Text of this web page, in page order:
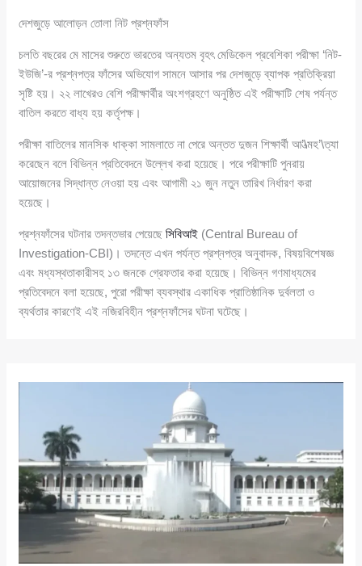
দেশজুড়ে আলোড়ন তোলা নিট প্রশ্নফাঁস
চলতি বছরের মে মাসের শুরুতে ভারতের অন্যতম বৃহৎ মেডিকেল প্রবেশিকা পরীক্ষা ‘নিট-
ইউজি’-র প্রশ্নপত্র ফাঁসের অভিযোগ সামনে আসার পর দেশজুড়ে ব্যাপক প্রতিক্রিয়া
সৃষ্টি হয়। ২২ লাখেরও বেশি পরীক্ষার্থীর অংশগ্রহণে অনুষ্ঠিত এই পরীক্ষাটি শেষ পর্যন্ত
বাতিল করতে বাধ্য হয় কর্তৃপক্ষ।
পরীক্ষা বাতিলের মানসিক ধাক্কা সামলাতে না পেরে অন্তত দুজন শিক্ষার্থী আ’\ত্মহ’\ত্যা
করেছেন বলে বিভিন্ন প্রতিবেদনে উল্লেখ করা হয়েছে। পরে পরীক্ষাটি পুনরায়
আয়োজনের সিদ্ধান্ত নেওয়া হয় এবং আগামী ২১ জুন নতুন তারিখ নির্ধারণ করা
হয়েছে।
প্রশ্নফাঁসের ঘটনার তদন্তভার পেয়েছেসিবিআই (Central Bureau of
Investigation-CBI)। তদন্তে এখন পর্যন্ত প্রশ্নপত্র অনুবাদক, বিষয়বিশেষজ্ঞ
এবং মধ্যস্থতাকারীসহ ১৩ জনকে গ্রেফতার করা হয়েছে। বিভিন্ন গণমাধ্যমের
প্রতিবেদনে বলা হয়েছে, পুরো পরীক্ষা ব্যবস্থার একাধিক প্রাতিষ্ঠানিক দুর্বলতা ও
ব্যর্থতার কারণেই এই নজিরবিহীন প্রশ্নফাঁসের ঘটনা ঘটেছে।